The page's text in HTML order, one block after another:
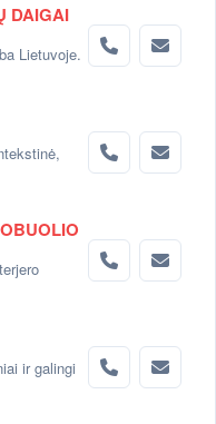
DAIGAI
Lietuvoje.
ir galingi